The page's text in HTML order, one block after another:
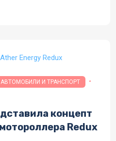
АВТОМОБИЛИ И ТРАНСПОРТ
концепт
Redux